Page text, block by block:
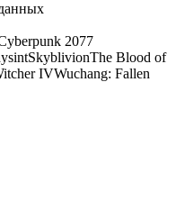
2077
SkyblivionThe Blood of
IVWuchang: Fallen